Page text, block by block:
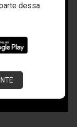
dessa